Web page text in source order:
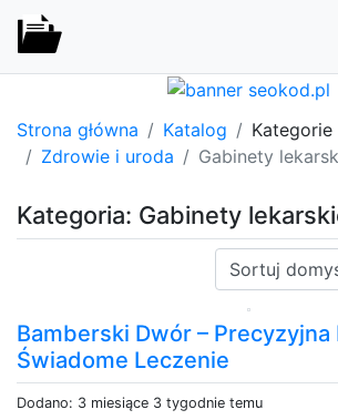
Strona główna Katalog
Kategorie
Zdrowie i uroda
Gabinety
Kategoria: Gabinety
Sortuj:
Bamberski Dwór – Precyzyjna
Świadome Leczenie
Dodano: 3 miesiące 3 tygodnie temu